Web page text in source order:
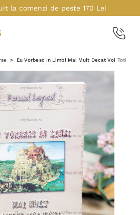
la comenzi de peste 170 Lei
Eu Vorbesc In Limbi Mai Mult Decat Voi Toti